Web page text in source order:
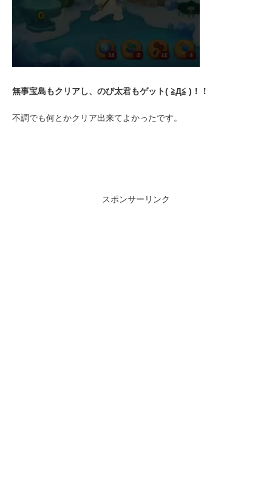
無事宝島もクリアし、のび太君もゲット( ≧Д≦ )！！
不調でも何とかクリア出来てよかったです。
スポンサーリンク